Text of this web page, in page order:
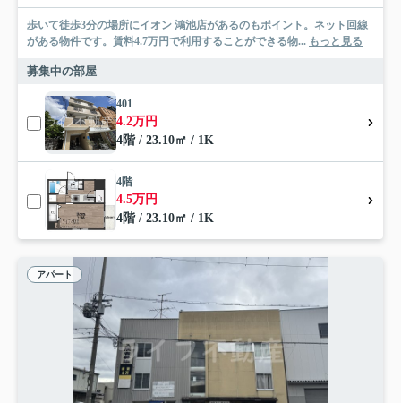
歩いて徒歩3分の場所にイオン 鴻池店があるのもポイント。ネット回線
がある物件です。賃料4.7万円で利用することができる物... もっと見る
募集中の部屋
401
4.2万円
4階 / 23.10㎡ / 1K
4階
4.5万円
4階 / 23.10㎡ / 1K
アパート